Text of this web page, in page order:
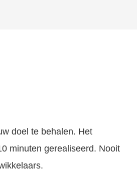
doel te behalen. Het
minuten gerealiseerd. Nooit